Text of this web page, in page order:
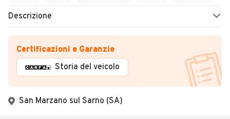
Descrizione
Certificazioni e Garanzie
Storia del veicolo
San Marzano sul Sarno (SA)